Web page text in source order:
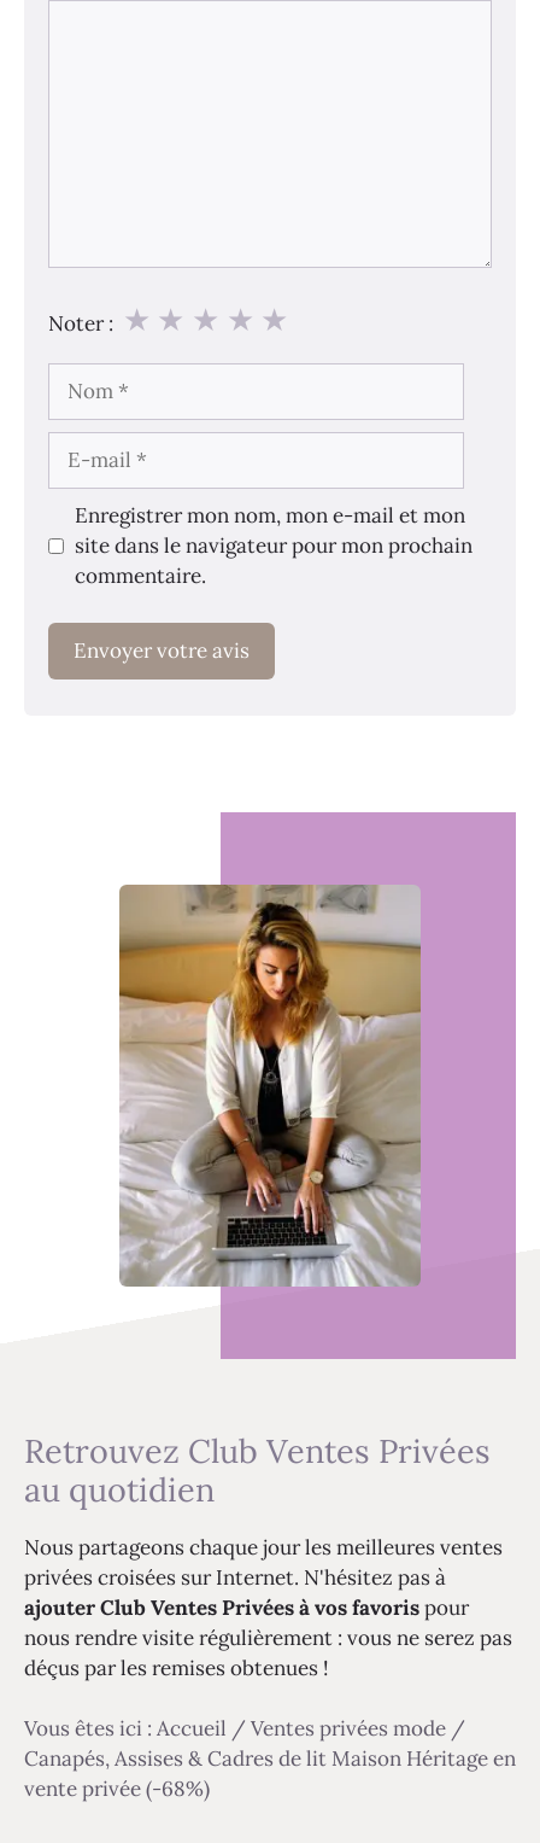
Noter : ★
★
★
★
★
Nom
E-
mail
Enregistrer mon nom, mon e-mail et mon
site dans le navigateur pour mon prochain
commentaire.
Retrouvez Club Ventes Privées
au quotidien
Nous partageons chaque jour les meilleures ventes
privées croisées sur Internet. N'hésitez pas à
ajouter Club Ventes Privées à vos favorispour
nous rendre visite régulièrement : vous ne serez pas
déçus par les remises obtenues !
Vous êtes ici : Accueil / Ventes privées mode /
Canapés, Assises & Cadres de lit Maison Héritage en
vente privée (-68%)